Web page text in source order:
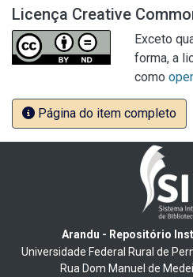
Licença Creative
Exceto
forma, a
como
Página do item completo
Arandu - Repositório
Universidade Federal Rural de
Rua Dom Manuel de